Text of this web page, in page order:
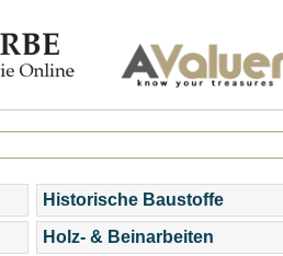
Historische Baustoffe
Holz- & Beinarbeiten